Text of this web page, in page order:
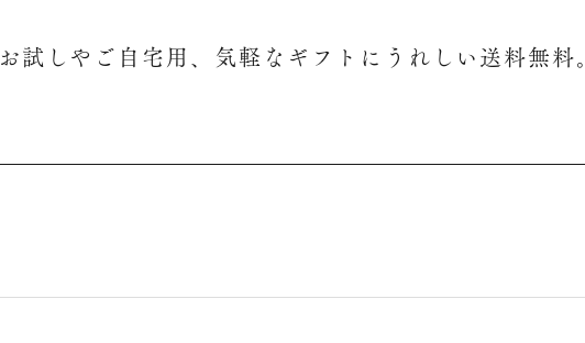
お試しやご自宅用、気軽なギフトにうれしい送料無料。